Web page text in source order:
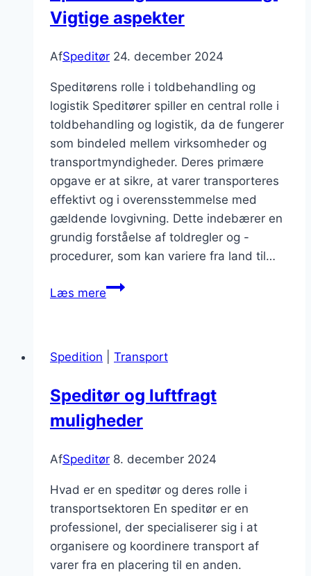
Vigtige aspekter
AfSpeditør 24. december 2024
Speditørens rolle i toldbehandling og
logistik Speditører spiller en central rolle i
toldbehandling og logistik, da de fungerer
som bindeled mellem virksomheder og
transportmyndigheder. Deres primære
opgave er at sikre, at varer transporteres
effektivt og i overensstemmelse med
gældende lovgivning. Dette indebærer en
grundig forståelse af toldregler og -
procedurer, som kan variere fra land til…
Læs mereSpeditør
aspekter
Spedition Transport
Speditør og luftfragt
muligheder
AfSpeditør 8. december 2024
Hvad er en speditør og deres rolle i
transportsektoren En speditør er en
professionel, der specialiserer sig i at
organisere og koordinere transport af
varer fra en placering til en anden.